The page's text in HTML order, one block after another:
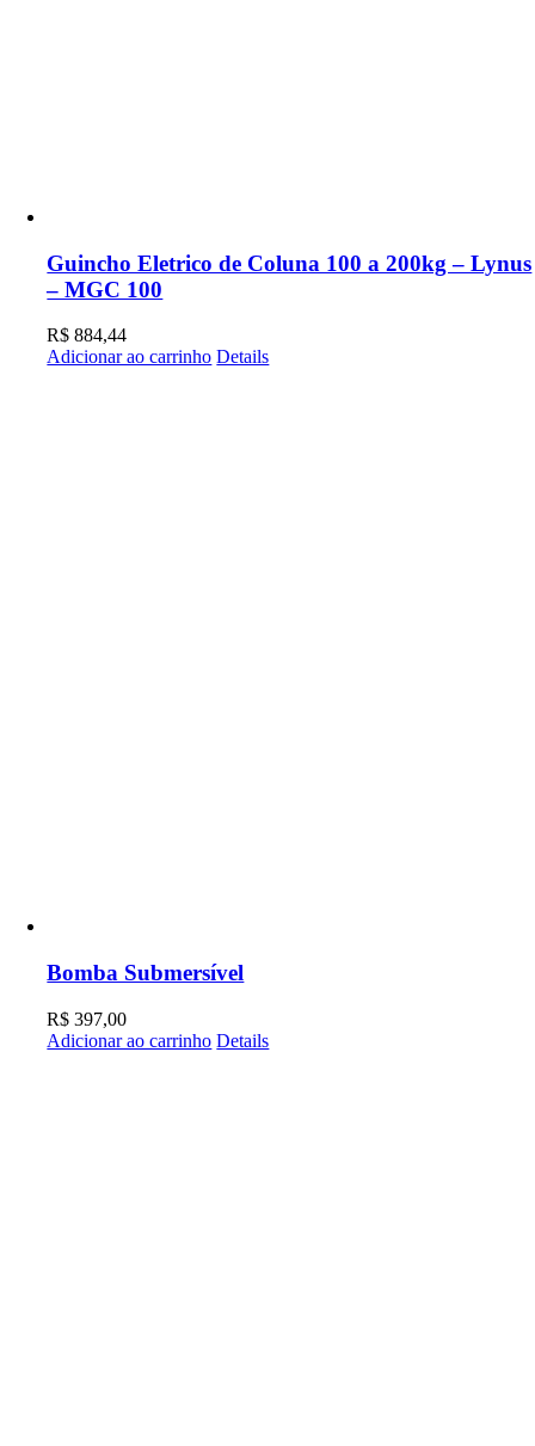
Guincho Eletrico de Coluna 100 a 200kg – Lynus
– MGC 100
R$ 884,44
Adicionar ao carrinho Details
Bomba Submersível
R$ 397,00
Adicionar ao carrinho Details